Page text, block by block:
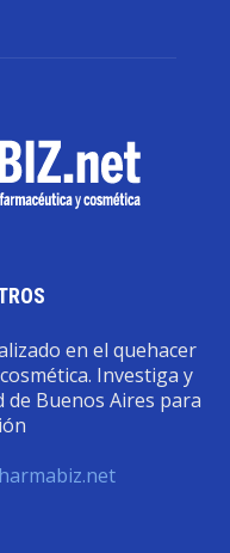
en el quehacer
Investiga y
de Buenos Aires para